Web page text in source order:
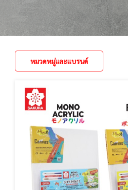
หมวดหมู่และแบรนด์